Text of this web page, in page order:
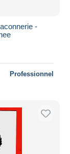
-
Professionnel